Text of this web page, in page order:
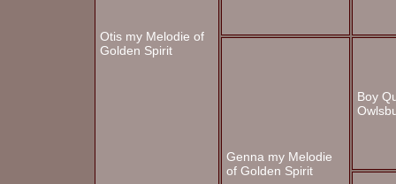
Otis my Melodie of
Golden Spirit
Genna my Melodie
of Golden Spirit
Boy